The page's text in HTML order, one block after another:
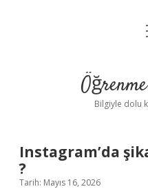
Bilgiyle dolu
Instagram’da
?
Tarih: Mayıs 16, 2026